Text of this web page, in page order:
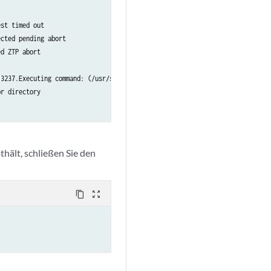
timed out
pending abort
ZTP abort
command: (/usr/sbin/cleanzk -c /var/run/zkid/13237.id;rm /
directory
schließen Sie den
content_copy zoom_out_map